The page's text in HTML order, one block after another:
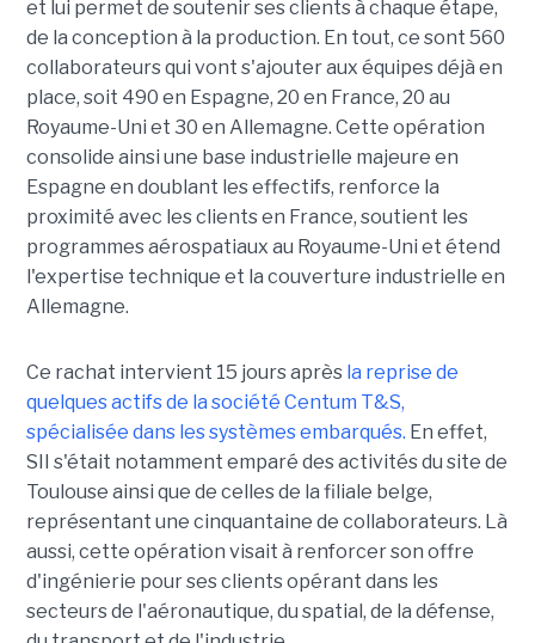
et lui permet de soutenir ses clients à chaque étape,
de la conception à la production. En tout, ce sont 560
collaborateurs qui vont s'ajouter aux équipes déjà en
place, soit 490 en Espagne, 20 en France, 20 au
Royaume-Uni et 30 en Allemagne. Cette opération
consolide ainsi une base industrielle majeure en
Espagne en doublant les effectifs, renforce la
proximité avec les clients en France, soutient les
programmes aérospatiaux au Royaume-Uni et étend
l'expertise technique et la couverture industrielle en
Allemagne.
Ce rachat intervient 15 jours après la reprise de
quelques actifs de la société Centum T&S,
spécialisée dans les systèmes embarqués. En effet,
SII s'était notamment emparé des activités du site de
Toulouse ainsi que de celles de la filiale belge,
représentant une cinquantaine de collaborateurs. Là
aussi, cette opération visait à renforcer son offre
d'ingénierie pour ses clients opérant dans les
secteurs de l'aéronautique, du spatial, de la défense,